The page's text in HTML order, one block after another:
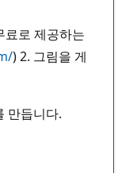
로 제공하는
) 2. 그림을 게
만듭니다.